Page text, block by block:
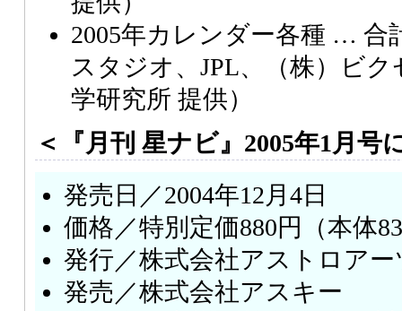
2005年カレンダー各種 … 合
スタジオ、JPL、（株）ビ
学研究所 提供）
＜『月刊 星ナビ』2005年1月号
発売日／2004年12月4日
価格／特別定価880円（本体
発行／株式会社アストロアー
発売／株式会社アスキー